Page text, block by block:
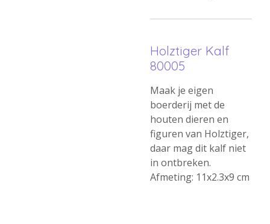
Holztiger Kalf
80005
Maak je eigen
boerderij met de
houten dieren en
figuren van Holztiger,
daar mag dit kalf niet
in ontbreken.
Afmeting: 11x2.3x9 cm